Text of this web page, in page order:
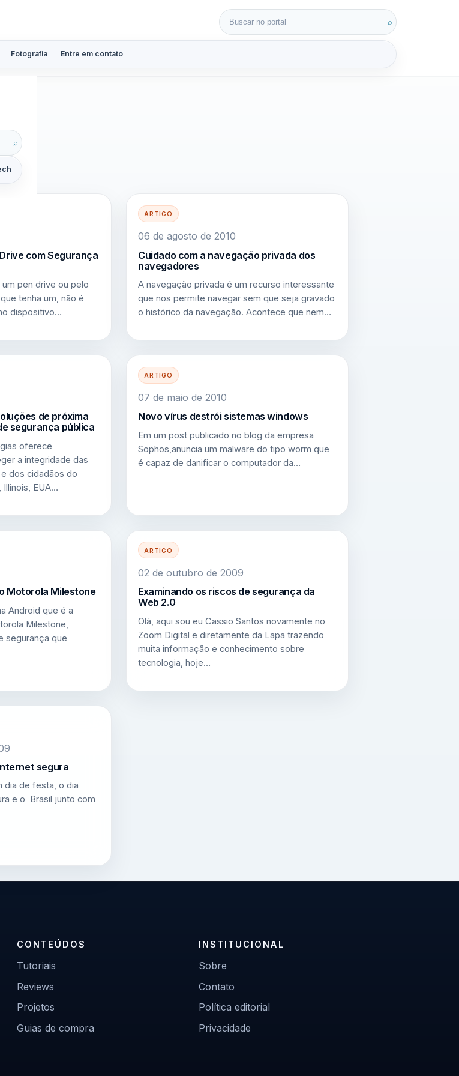
Fotografia Entre em contato
Buscar por: ⌕
⌕
com Segurança
pen drive ou pelo
tenha um, não é
dispositivo…
ARTIGO
06 de agosto de 2010
Cuidado com a navegação privada dos
navegadores
A navegação privada é um recurso interessante
que nos permite navegar sem que seja gravado
o histórico da navegação. Acontece que nem…
de próxima
segurança pública
oferece
a integridade das
dos cidadãos do
Illinois, EUA…
ARTIGO
07 de maio de 2010
Novo vírus destrói sistemas windows
Em um post publicado no blog da empresa
Sophos,anuncia um malware do tipo worm que
é capaz de danificar o computador da…
Motorola Milestone
Android que é a
Milestone,
segurança que
ARTIGO
02 de outubro de 2009
Examinando os riscos de segurança da
Web 2.0
Olá, aqui sou eu Cassio Santos novamente no
Zoom Digital e diretamente da Lapa trazendo
muita informação e conhecimento sobre
tecnologia, hoje…
segura
dia de festa, o dia
e o Brasil junto com
CONTEÚDOS
Tutoriais
Reviews
Projetos
Guias de compra
INSTITUCIONAL
Sobre
Contato
Política editorial
Privacidade